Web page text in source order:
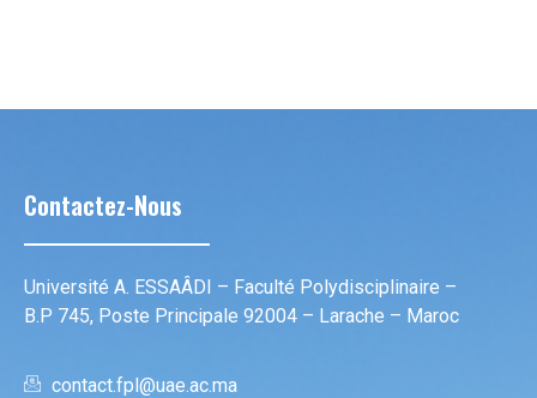
Contactez-Nous
Université A. ESSAÂDI – Faculté Polydisciplinaire –
B.P 745, Poste Principale 92004 – Larache – Maroc
contact.fpl@uae.ac.ma